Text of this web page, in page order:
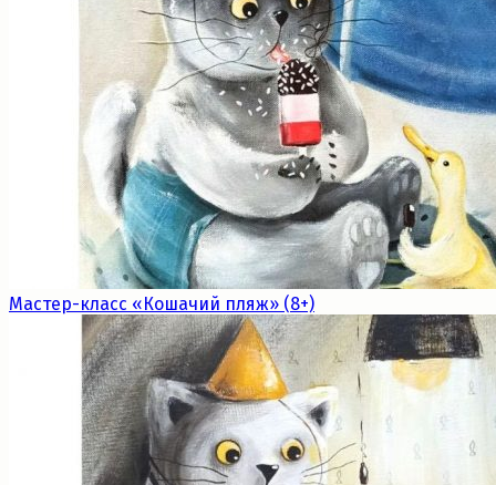
Мастер-класс «Кошачий пляж» (8+)